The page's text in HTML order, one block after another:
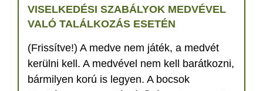
VISELKEDÉSI SZABÁLYOK MEDVÉVEL
VALÓ TALÁLKOZÁS ESETÉN
(Frissítve!) A medve nem játék, a medvét
kerülni kell. A medvével nem kell barátkozni,
bármilyen korú is legyen. A bocsok